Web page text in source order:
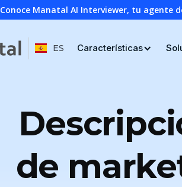
Conoce Manatal AI Interviewer, tu agente
ES Características
de